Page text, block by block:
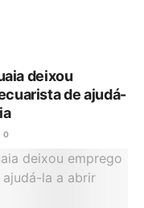
deixou
de ajudá-
0